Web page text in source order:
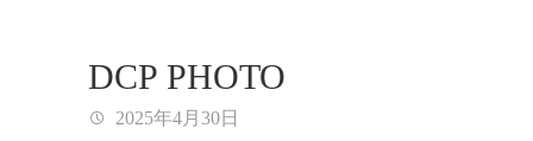
DCP PHOTO
2025年4月30日